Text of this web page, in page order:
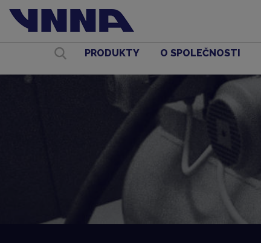
PRODUKTY O SPOLEČNOSTI